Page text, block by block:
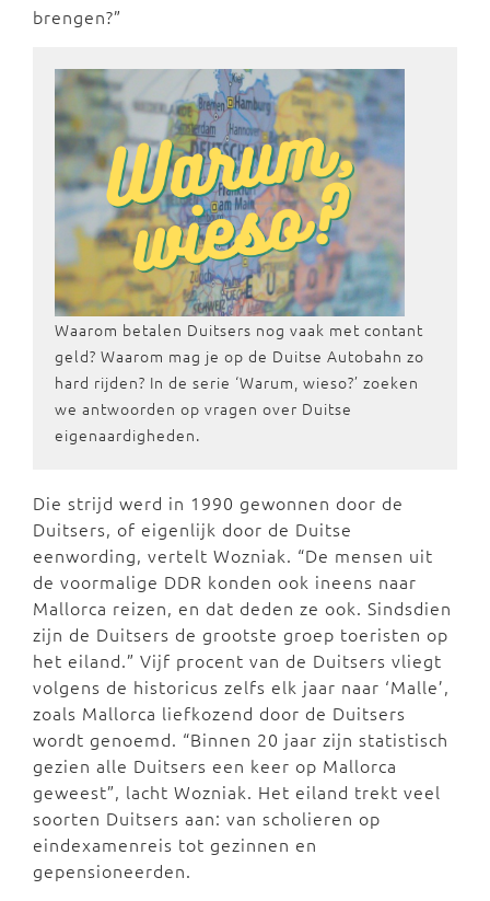
brengen?”
Waarom betalen Duitsers nog vaak met contant
geld? Waarom mag je op de Duitse Autobahn zo
hard rijden? In de serie ‘Warum, wieso?’ zoeken
we antwoorden op vragen over Duitse
eigenaardigheden.
Die strijd werd in 1990 gewonnen door de
Duitsers, of eigenlijk door de Duitse
eenwording, vertelt Wozniak. “De mensen uit
de voormalige DDR konden ook ineens naar
Mallorca reizen, en dat deden ze ook. Sindsdien
zijn de Duitsers de grootste groep toeristen op
het eiland.” Vijf procent van de Duitsers vliegt
volgens de historicus zelfs elk jaar naar ‘Malle’,
zoals Mallorca liefkozend door de Duitsers
wordt genoemd. “Binnen 20 jaar zijn statistisch
gezien alle Duitsers een keer op Mallorca
geweest”, lacht Wozniak. Het eiland trekt veel
soorten Duitsers aan: van scholieren op
eindexamenreis tot gezinnen en
gepensioneerden.